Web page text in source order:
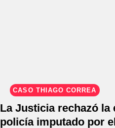
CASO THIAGO CORREA
La Justicia rechazó la
policía imputado por